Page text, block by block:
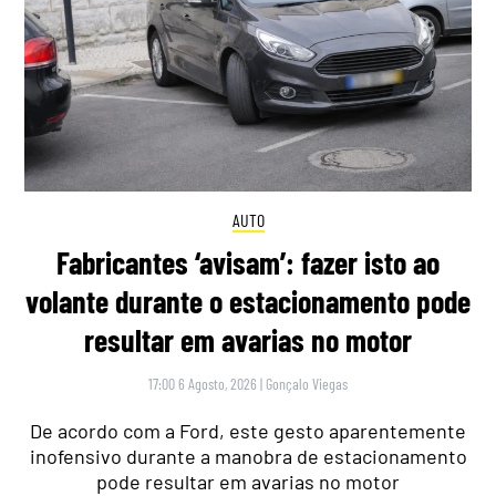
AUTO
Fabricantes ‘avisam’: fazer isto ao
volante durante o estacionamento pode
resultar em avarias no motor
17:00 6 Agosto, 2026 | Gonçalo Viegas
De acordo com a Ford, este gesto aparentemente
inofensivo durante a manobra de estacionamento
pode resultar em avarias no motor